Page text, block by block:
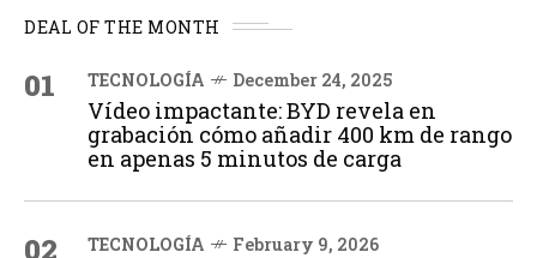
DEAL OF THE MONTH
01 TECNOLOGÍA December 24, 2025
Vídeo impactante: BYD revela en
grabación cómo añadir 400 km de rango
en apenas 5 minutos de carga
02 TECNOLOGÍA February 9, 2026